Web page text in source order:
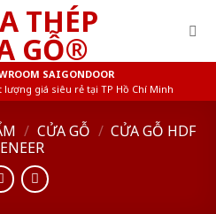
SAIGONDOOR
lượng giá siêu rẻ tại TP Hồ Chí Minh
/ CỬA GỖ / CỬA GỖ HDF